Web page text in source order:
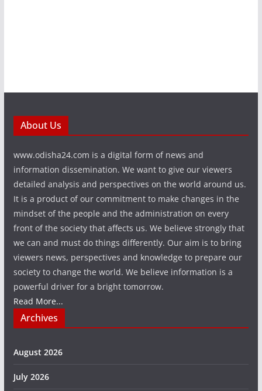
About Us
www.odisha24.com is a digital form of news and
information dissemination. We want to give our viewers
detailed analysis and perspectives on the world around us.
It is a product of our commitment to make changes in the
mindset of the people and the administration on every
front of the society that affects us. We believe strongly that
we can and must do things differently. Our aim is to bring
viewers news, perspectives and knowledge to prepare our
society to change the world. We believe information is a
powerful driver for a bright tomorrow.
Read More...
Archives
August 2026
July 2026